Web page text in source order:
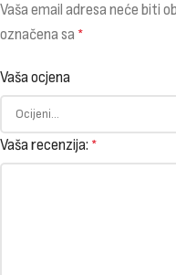
Vaša email adresa neće biti
označena sa *
Vaša ocjena
Vaša recenzija: *